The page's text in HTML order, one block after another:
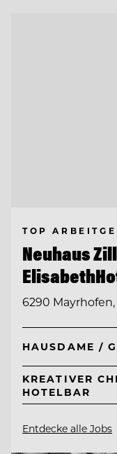
TOP
Neuhaus
6290
HAUSDAME /
KREATIVER
HOTELBAR
Entdecke alle Jobs